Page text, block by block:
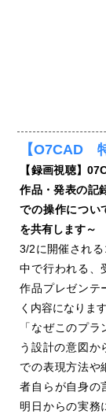
【O7CAD
【録画視聴】
作品・発表の記
での操作につい
を共有します～
3/2に開催され
中で行われる、
作品プレゼンテ
く内容になります
「なぜこのプ
う設計の意図か
での表現方法や
者自らが自身の
明日からの実務